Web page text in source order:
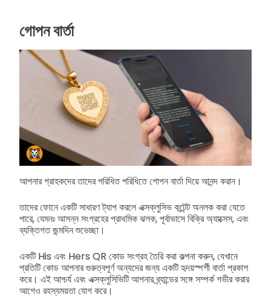
গোপন বার্তা
আপনার গ্রাহকদের তাদের পরিধিত পরিধিতে গোপন বার্তা দিয়ে আনন্দ করান।
তাদের ফোনে একটি সাধারণ ট্যাপ করলে এক্সক্লুসিভ কন্টেন্ট অনলক করা যেতে
পারে, যেমনঃ আসন্ন সংগ্রহের প্রাথমিক ঝলক, পূর্বাভাসে বিক্রি অ্যাক্সেস, এবং
ব্যক্তিগত জন্মদিন শুভেচ্ছা।
একটি His এবং Hers QR কোড সংগ্রহ তৈরি করা কল্পনা করুন, যেখানে
প্রতিটি কোড আপনার গুরুত্বপূর্ণ অন্যদের জন্য একটি হৃদয়স্পর্শী বার্তা প্রকাশ
করে। এই আশ্চর্য এবং এক্সক্লুসিভিটি আপনার ব্র্যান্ডের সঙ্গে সম্পর্ক গভীর করার
আগেও রহস্যময়তা যোগ করে।